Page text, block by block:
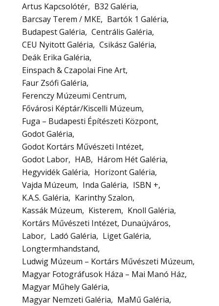
Artus Kapcsolótér
B32 Galéria
Barcsay Terem / MKE
Bartók 1 Galéria
Budapest Galéria
Centrális Galéria
CEU Nyitott Galéria
Csikász Galéria
Deák Erika Galéria
Einspach & Czapolai Fine Art
Faur Zsófi Galéria
Ferenczy Múzeumi Centrum
Fővárosi Képtár/Kiscelli Múzeum
Fuga – Budapesti Építészeti Központ
Godot Galéria
Godot Kortárs Művészeti Intézet
Godot Labor
HAB
Három Hét Galéria
Hegyvidék Galéria
Horizont Galéria
Vajda Múzeum
Inda Galéria
ISBN +
K.A.S. Galéria
Karinthy Szalon
Kassák Múzeum
Kisterem
Knoll Galéria
Kortárs Művészeti Intézet, Dunaújváros
Labor
Ladó Galéria
Liget Galéria
Longtermhandstand
Ludwig Múzeum – Kortárs Művészeti Múzeum
Magyar Fotográfusok Háza – Mai Manó Ház
Magyar Műhely Galéria
Magyar Nemzeti Galéria
MaMű Galéria